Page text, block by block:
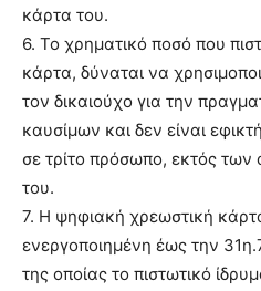
κάρτα του.
6. Το χρηματικό ποσό που
κάρτα, δύναται να
τον δικαιούχο για την
καυσίμων και δεν είναι
σε τρίτο πρόσωπο, εκτός
του.
7. Η ψηφιακή χρεωστική
ενεργοποιημένη έως την
της οποίας το πιστωτικό